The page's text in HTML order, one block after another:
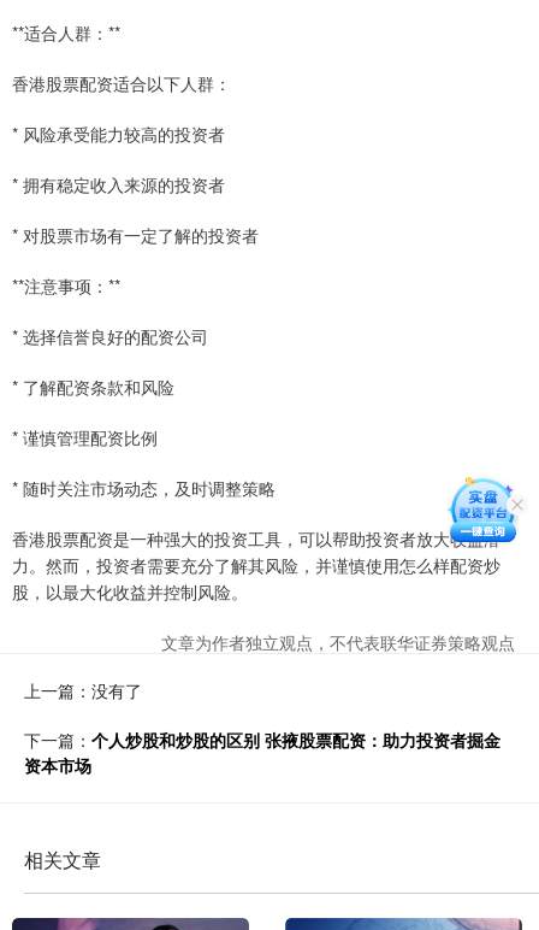
**适合人群：**
香港股票配资适合以下人群：
* 风险承受能力较高的投资者
* 拥有稳定收入来源的投资者
* 对股票市场有一定了解的投资者
**注意事项：**
* 选择信誉良好的配资公司
* 了解配资条款和风险
* 谨慎管理配资比例
* 随时关注市场动态，及时调整策略
香港股票配资是一种强大的投资工具，可以帮助投资者放大收益潜
力。然而，投资者需要充分了解其风险，并谨慎使用怎么样配资炒
股，以最大化收益并控制风险。
文章为作者独立观点，不代表联华证券策略观点
上一篇：没有了
下一篇： 个人炒股和炒股的区别 张掖股票配资：助力投资者掘金
资本市场
相关文章